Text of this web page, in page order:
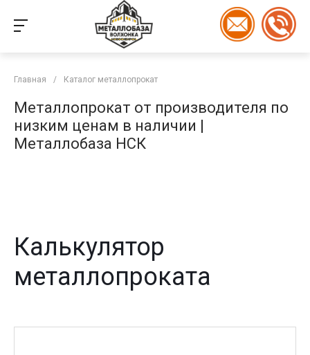
Главная / Каталог металлопрокат
Металлопрокат от производителя по
низким ценам в наличии |
Металлобаза НСК
Калькулятор
металлопроката